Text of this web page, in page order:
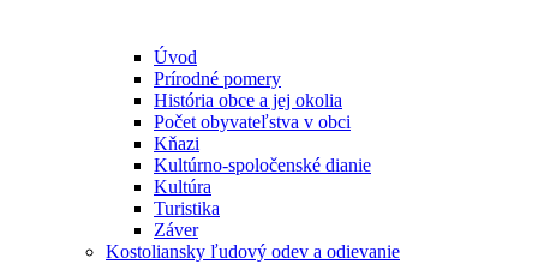
Úvod
Prírodné pomery
História obce a jej okolia
Počet obyvateľstva v obci
Kňazi
Kultúrno-spoločenské dianie
Kultúra
Turistika
Záver
Kostoliansky ľudový odev a odievanie